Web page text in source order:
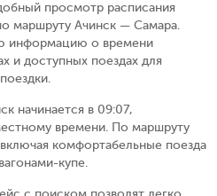
просмотр расписания
маршруту Ачинск — Самара.
информацию о времени
и доступных поездах для
начинается в 09:07,
времени. По маршруту
комфортабельные поезда
купе.